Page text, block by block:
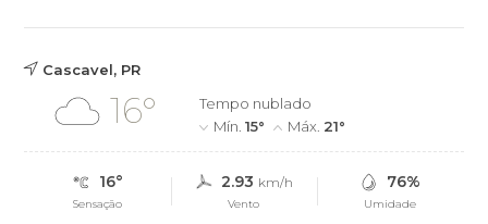
Cascavel, PR
16°
Tempo nublado
Mín.15° Máx. 21°
16°
Sensação
2.93 km/h
Vento
76%
Umidade